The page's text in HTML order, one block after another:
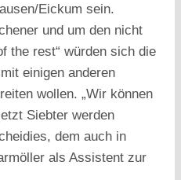
Eickum sein.
und um den nicht
the rest“ würden sich die
einigen anderen
wollen. „Wir können
Siebter werden
dem auch in
als Assistent zur